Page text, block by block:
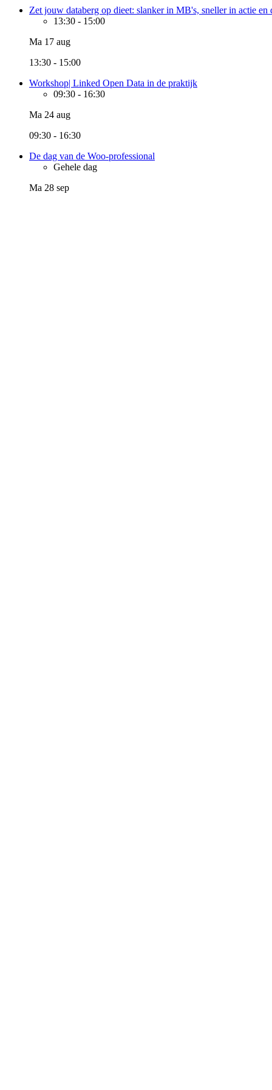
Zet jouw databerg op dieet: slanker in MB's, sneller in actie en
13:30 - 15:00
Ma 17 aug
13:30 - 15:00
Workshop| Linked Open Data in de praktijk
09:30 - 16:30
Ma 24 aug
09:30 - 16:30
De dag van de Woo-professional
Gehele dag
Ma 28 sep